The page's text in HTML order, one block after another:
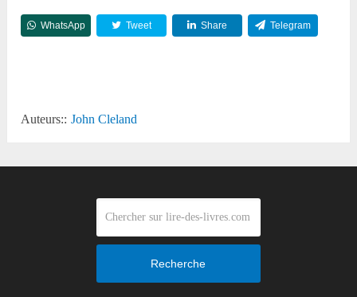
WhatsApp Tweet Share Telegram
Auteurs:: John Cleland
Recherche